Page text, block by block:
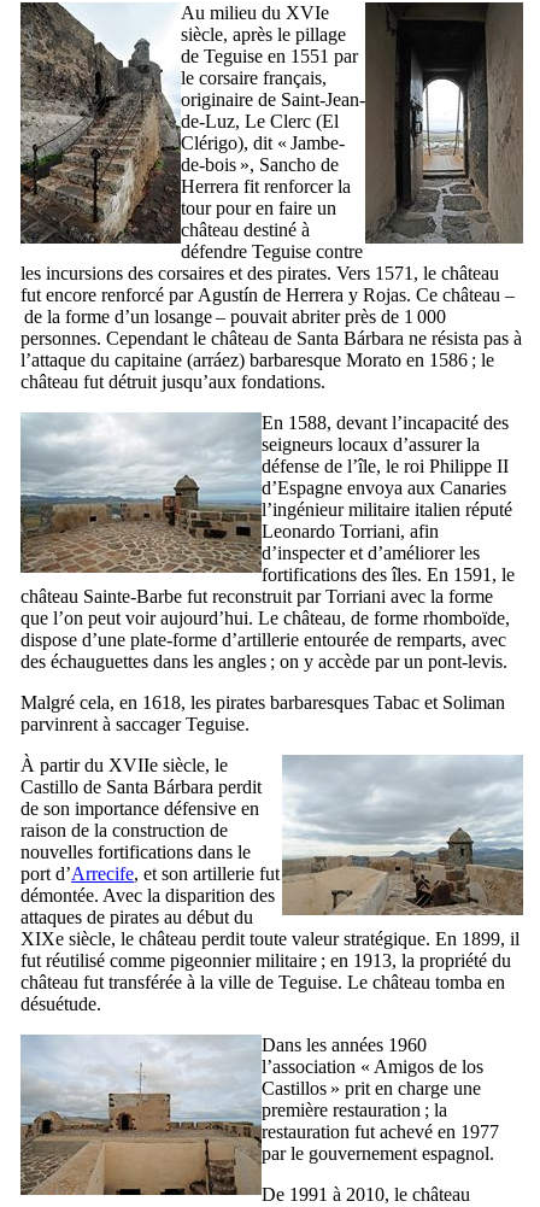
Au milieu du XVIe
siècle, après le pillage
de Teguise en 1551 par
le corsaire français,
originaire de Saint-Jean-
de-Luz, Le Clerc (El
Clérigo), dit « Jambe-
de-bois », Sancho de
Herrera fit renforcer la
tour pour en faire un
château destiné à
défendre Teguise contre
les incursions des corsaires et des pirates. Vers 1571, le château
fut encore renforcé par Agustín de Herrera y Rojas. Ce château –
de la forme d’un losange – pouvait abriter près de 1 000
personnes. Cependant le château de Santa Bárbara ne résista pas à
l’attaque du capitaine (arráez) barbaresque Morato en 1586 ; le
château fut détruit jusqu’aux fondations.
En 1588, devant l’incapacité des
seigneurs locaux d’assurer la
défense de l’île, le roi Philippe II
d’Espagne envoya aux Canaries
l’ingénieur militaire italien réputé
Leonardo Torriani, afin
d’inspecter et d’améliorer les
fortifications des îles. En 1591, le
château Sainte-Barbe fut reconstruit parTorriani avec la forme
que l’on peut voir aujourd’hui. Le château, de forme rhomboïde,
dispose d’une plate-forme d’artillerie entourée de remparts, avec
des échauguettes dans les angles ; on y accède par un pont-levis.
Malgré cela, en 1618, les pirates barbaresques Tabac et Soliman
parvinrent à saccagerTeguise.
À partir du XVIIe siècle, le
Castillo de Santa Bárbara perdit
de son importance défensive en
raison de la construction de
nouvelles fortifications dans le
port d’Arrecife, et son artillerie fut
démontée. Avec la disparition des
attaques de pirates au début du
XIXe siècle, le château perdit toute valeur stratégique. En 1899, il
fut réutilisé comme pigeonnier militaire ; en 1913, la propriété du
château fut transférée à la ville de Teguise. Le château tomba en
désuétude.
Dans les années 1960
l’association « Amigos de los
Castillos » prit en charge une
première restauration ; la
restauration fut achevé en 1977
par le gouvernement espagnol.
De 1991 à 2010, le château